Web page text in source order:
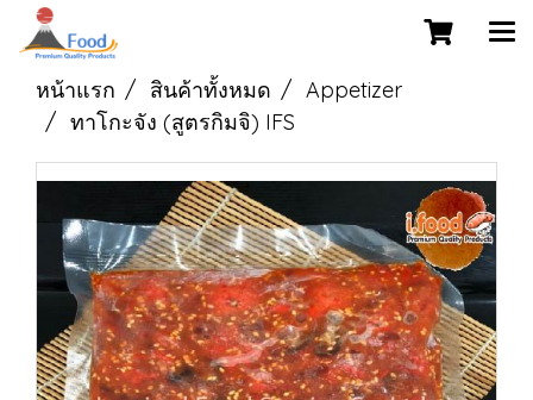
หน้าแรก สินค้าทั้งหมด
Appetizer
ทาโกะจัง (สูตรกิมจิ) IFS